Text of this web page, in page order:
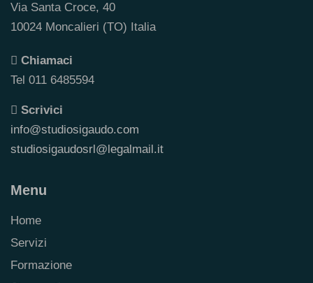
Via Santa Croce, 40
10024 Moncalieri (TO) Italia
Chiamaci
Tel 011 6485594
Scrivici
info@studiosigaudo.com
studiosigaudosrl@legalmail.it
Menu
Home
Servizi
Formazione